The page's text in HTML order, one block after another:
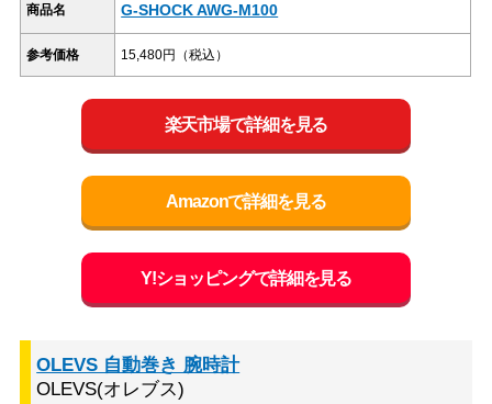
商品名 G-SHOCK AWG-M100
参考価格 15,480円（税込）
楽天市場で詳細を見る
Amazonで詳細を見る
Y!ショッピングで詳細を見る
OLEVS 自動巻き 腕時計
OLEVS(オレブス)